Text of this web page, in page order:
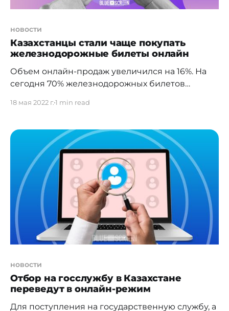
новости
Казахстанцы стали чаще покупать
железнодорожные билеты онлайн
Объем онлайн-продаж увеличился на 16%. На
сегодня 70% железнодорожных билетов
наблюдается с момента снятия карантинных
ограничений. Напомним, что в июле 2019 года
национальный перевозчик в стране полностью
перевел продажу билетов на электронную
систему "Мобиус"
18 мая 2022 г.1 min read
новости
Отбор на госслужбу в Казахстане
переведут в онлайн-режим
Для поступления на государственную службу, а